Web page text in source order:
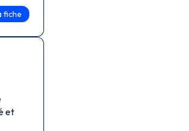
fiche
et